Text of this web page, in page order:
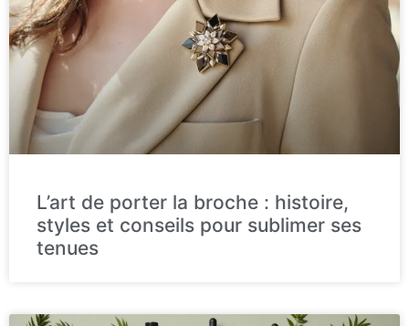
L’art de porter la broche : histoire,
styles et conseils pour sublimer ses
tenues